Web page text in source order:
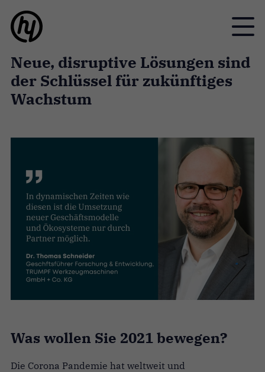
Toggle
Neue, disruptive Lösungen sind
der Schlüssel für zukünftiges
Wachstum
Was wollen Sie 2021 bewegen?
Die Corona Pandemie hat weltweit und